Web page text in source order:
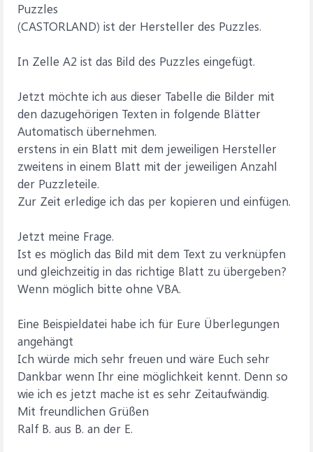
Puzzles
(CASTORLAND) ist der Hersteller des Puzzles.
In Zelle A2 ist das Bild des Puzzles eingefügt.
Jetzt möchte ich aus dieser Tabelle die Bilder mit
den dazugehörigen Texten in folgende Blätter
Automatisch übernehmen.
erstens in ein Blatt mit dem jeweiligen Hersteller
zweitens in einem Blatt mit der jeweiligen Anzahl
der Puzzleteile.
Zur Zeit erledige ich das per kopieren und einfügen.
Jetzt meine Frage.
Ist es möglich das Bild mit dem Text zu verknüpfen
und gleichzeitig in das richtige Blatt zu übergeben?
Wenn möglich bitte ohne VBA.
Eine Beispieldatei habe ich für Eure Überlegungen
angehängt
Ich würde mich sehr freuen und wäre Euch sehr
Dankbar wenn Ihr eine möglichkeit kennt. Denn so
wie ich es jetzt mache ist es sehr Zeitaufwändig.
Mit freundlichen Grüßen
Ralf B. aus B. an der E.